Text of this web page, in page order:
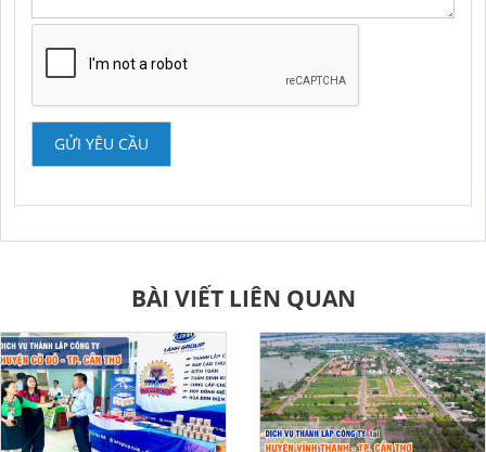
GỬI YÊU CẦU
BÀI VIẾT LIÊN QUAN